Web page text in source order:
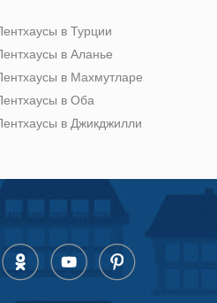
в Турции
в Аланье
в Махмутларе
в Оба
в Джикджилли